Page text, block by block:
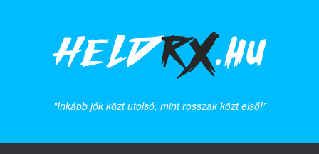
"Inkább jók közt utolsó, mint rosszak közt első!"